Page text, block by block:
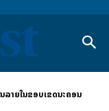
ລາຍໃນຂອບເຂດນະຄອນ